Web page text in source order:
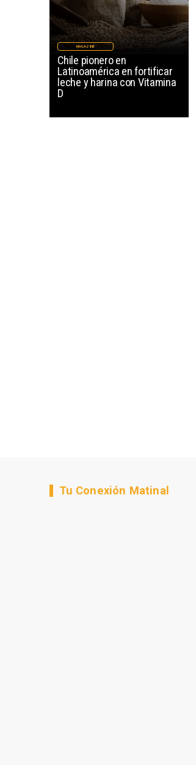
Chile pionero en
Latinoamérica en fortificar
leche y harina con Vitamina
D
MAGAZINE
Tu Conexión Matinal